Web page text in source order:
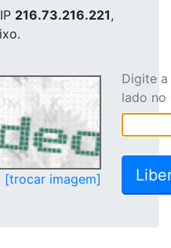
216.73.216.221,
[trocar imagem]
Digite
lado no